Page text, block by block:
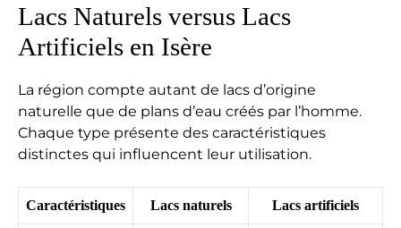
Lacs Naturels versus Lacs
Artificiels en Isère
La région compte autant de lacs d’origine
naturelle que de plans d’eau créés par l’homme.
Chaque type présente des caractéristiques
distinctes qui influencent leur utilisation.
Caractéristiques Lacs naturels Lacs artificiels